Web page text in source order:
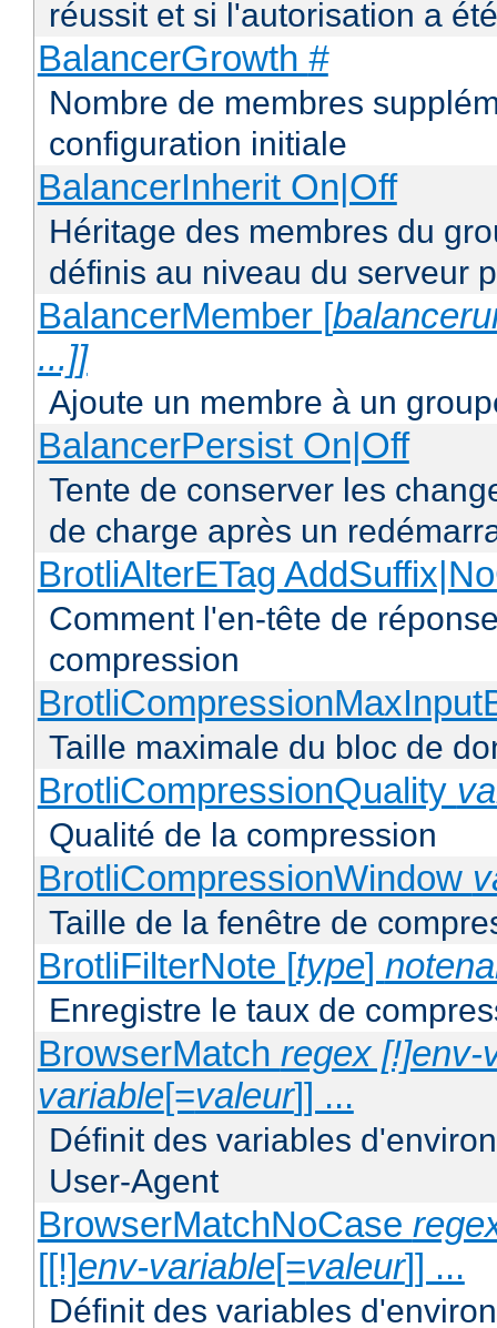
réussit et si l'autorisation a
BalancerGrowth #
Nombre de membres
configuration initiale
BalancerInherit On|Off
Héritage des membres du
définis au niveau du serveur
BalancerMember [
...]]
Ajoute un membre à un
BalancerPersist On|Off
Tente de conserver les
de charge après un
BrotliAlterETag
Comment l'en-tête de
compression
Taille maximale du bloc de
BrotliCompressionQuality
Qualité de la compression
BrotliCompressionWindow
Taille de la fenêtre de
BrotliFilterNote [type]
Enregistre le taux de
BrowserMatch regex [!]env-
variable[=valeur]] ...
Définit des variables
User-Agent
BrowserMatchNoCase
[[!]env-variable[=valeur]] ...
Définit des variables